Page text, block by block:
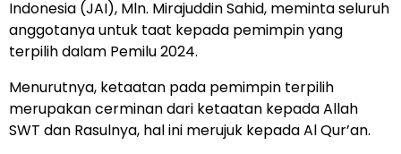
Indonesia (JAI), Mln. Mirajuddin Sahid, meminta seluruh
anggotanya untuk taat kepada pemimpin yang
terpilih dalam Pemilu 2024.
Menurutnya, ketaatan pada pemimpin terpilih
merupakan cerminan dari ketaatan kepada Allah
SWT dan Rasulnya, hal ini merujuk kepada Al Qur’an.